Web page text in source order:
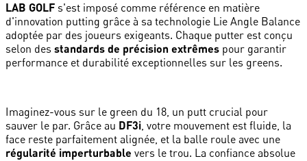
LAB GOLF s'est imposé comme référence en matière
d'innovation putting grâce à sa technologie Lie Angle Balance
adoptée par des joueurs exigeants. Chaque putter est conçu
selon des standards de précision extrêmes pour garantir
performance et durabilité exceptionnelles sur les greens.
Imaginez-vous sur le green du 18, un putt crucial pour
sauver le par. Grâce au DF3i, votre mouvement est fluide, la
face reste parfaitement alignée, et la balle roule avec une
régularité imperturbable vers le trou. La confiance absolue